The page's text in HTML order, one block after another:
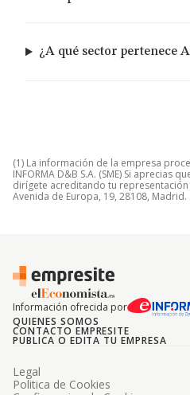
¿A qué sector pertenece
(1) La información de la empresa
INFORMA D&B S.A. (SME) Si aprecias
dirígete acreditando tu
Avenida de Europa, 19, 28108, Madrid.
Información ofrecida por
QUIENES SOMOS
CONTACTO EMPRESITE
PUBLICA O EDITA TU EMPRESA
Legal
Politica de Cookies